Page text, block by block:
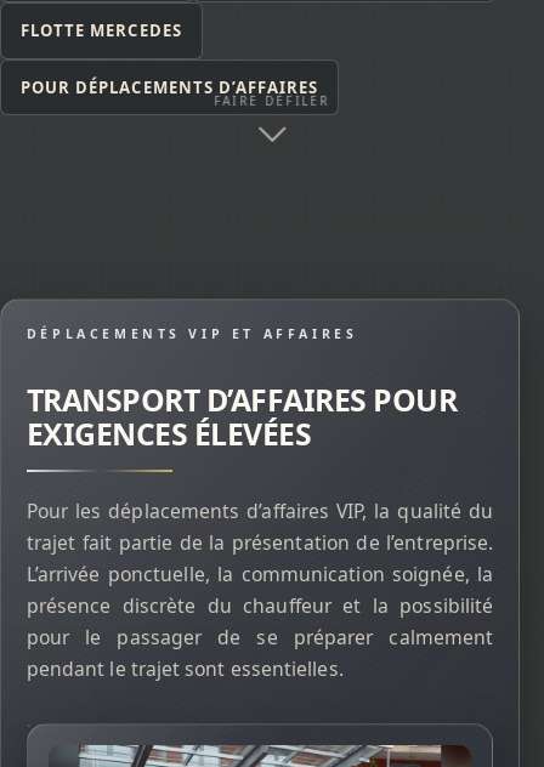
FLOTTE MERCEDES
POUR DÉPLACEMENTS D’AFFAIRES
FAIRE DÉFILER
DÉPLACEMENTS VIP ET AFFAIRES
TRANSPORT D’AFFAIRES POUR
EXIGENCES ÉLEVÉES
Pour les déplacements d’affaires VIP, la qualité du
trajet fait partie de la présentation de l’entreprise.
L’arrivée ponctuelle, la communication soignée, la
présence discrète du chauffeur et la possibilité
pour le passager de se préparer calmement
pendant le trajet sont essentielles.